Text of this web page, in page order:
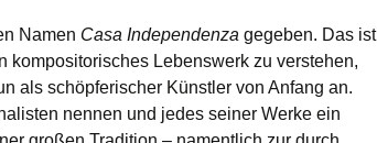
Namen Casa Independenza gegeben. Das ist
kompositorisches Lebenswerk zu verstehen,
als schöpferischer Künstler von Anfang an.
nennen und jedes seiner Werke ein